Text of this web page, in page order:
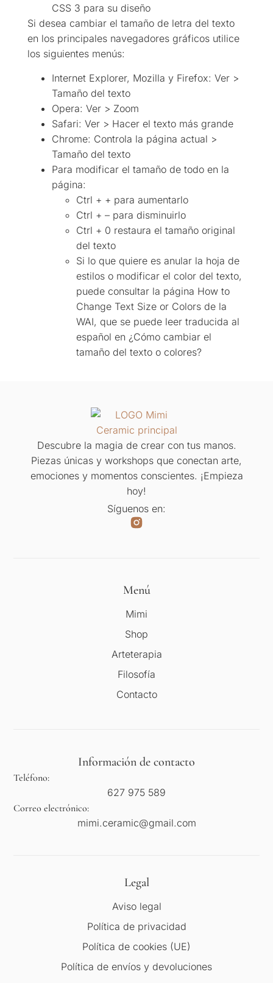
CSS 3 para su diseño
Si desea cambiar el tamaño de letra del texto
en los principales navegadores gráficos utilice
los siguientes menús:
Internet Explorer, Mozilla y Firefox: Ver >
Tamaño del texto
Opera: Ver > Zoom
Safari: Ver > Hacer el texto más grande
Chrome: Controla la página actual >
Tamaño del texto
Para modificar el tamaño de todo en la
página:
Ctrl + + para aumentarlo
Ctrl + – para disminuirlo
Ctrl + 0 restaura el tamaño original
del texto
Si lo que quiere es anular la hoja de
estilos o modificar el color del texto,
puede consultar la página How to
Change Text Size or Colors de la
WAI, que se puede leer traducida al
español en ¿Cómo cambiar el
tamaño del texto o colores?
Descubre la magia de crear con tus manos.
Piezas únicas y workshops que conectan arte,
emociones y momentos conscientes. ¡Empieza
hoy!
Síguenos en:
Menú
Mimi
Shop
Arteterapia
Filosofía
Contacto
Información de contacto
Teléfono:
627 975 589
Correo electrónico:
mimi.ceramic@gmail.com
Legal
Aviso legal
Política de privacidad
Política de cookies (UE)
Política de envíos y devoluciones